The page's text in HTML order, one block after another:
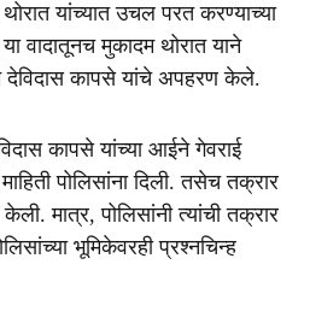
यांच्यात उचल परत करण्याच्या
वादातूनच मुकादम थोरात याने
देविदास कापसे यांचे अपहरण केले.
कापसे यांच्या आईने गेवराई
पोलिसांना दिली. तसेच तक्रार
मात्र, पोलिसांनी त्यांची तक्रार
भूमिकेवरही प्रश्नचिन्ह